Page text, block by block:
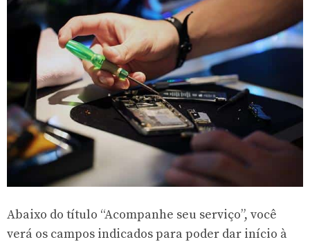
Abaixo do título “Acompanhe seu serviço”, você
verá os campos indicados para poder dar início à